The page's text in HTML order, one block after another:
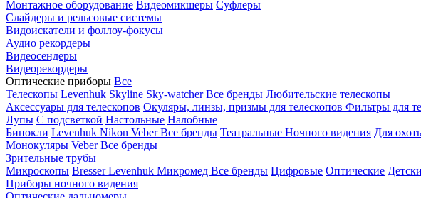
Монтажное оборудование Видеомикшеры Суфлеры
Слайдеры и рельсовые системы
Видоискатели и фоллоу-фокусы
Аудио рекордеры
Видеосендеры
Видеорекордеры
Оптические приборы Все
Телескопы Levenhuk Skyline Sky-watcherВсе бренды Любительские телескопы
Аксессуары для телескопов Окуляры, линзы, призмы для телескопов Фильтры для
Лупы С подсветкой Настольные Налобные
Бинокли Levenhuk Nikon VeberВсе бренды Театральные Ночного видения Для
Монокуляры Veber Все бренды
Зрительные трубы
Микроскопы BresserLevenhuk Микромед Все бренды Цифровые Оптические
Приборы ночного видения